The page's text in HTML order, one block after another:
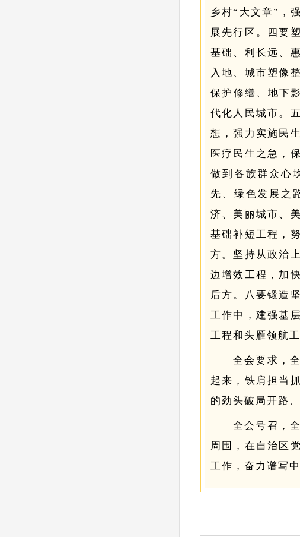
乡村“大文章”，
展先行区。
四要
基础、利长远、
入地、城市塑像
保护修缮、地下
代化人民城市。
想，强力实施民
医疗民生之急，
做到各族群众心
先、绿色发展之
济、美丽城市、
基础补短工程 ，
方。 坚持从政治
边增效工程 ，加
后方。
八要锻造
工作中，建强基
工程和头雁领航
全会要求 ，
起来，铁肩担当
的劲头破局开路
全会号召 ，
周围，在自治区
工作，奋力谱写